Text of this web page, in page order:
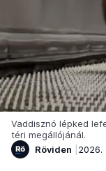
Vaddisznó lépked
téri megállójánál.
Röviden
2026.